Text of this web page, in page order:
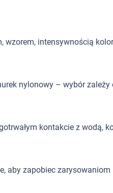
intensywnością
nylonowy – wybór
kontakcie z wodą,
aby zapobiec